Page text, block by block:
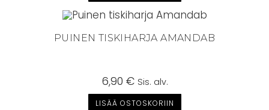
PUINEN TISKIHARJA AMANDAB
6,90 € Sis. alv.
LISÄÄ OSTOSKORIIN